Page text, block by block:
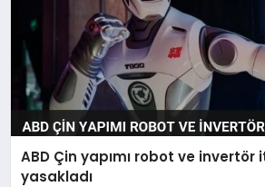
ABD Çin yapımı robot ve invertör
yasakladı